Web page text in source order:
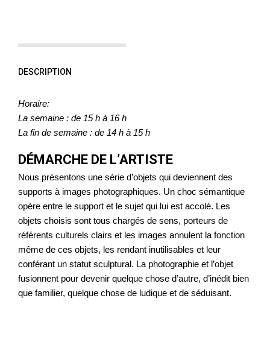
DESCRIPTION
Horaire:
La semaine : de 15 h à 16 h
La fin de semaine : de 14 h à 15 h
DÉMARCHE DE L’ARTISTE
Nous présentons une série d’objets qui deviennent des
supports à images photographiques. Un choc sémantique
opère entre le support et le sujet qui lui est accolé. Les
objets choisis sont tous chargés de sens, porteurs de
référents culturels clairs et les images annulent la fonction
même de ces objets, les rendant inutilisables et leur
conférant un statut sculptural. La photographie et l’objet
fusionnent pour devenir quelque chose d’autre, d’inédit bien
que familier, quelque chose de ludique et de séduisant.